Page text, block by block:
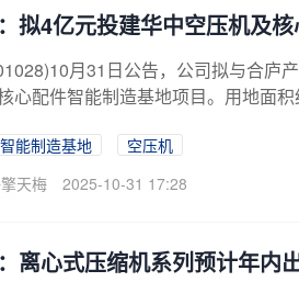
拟4亿元投建华中空压机及
月31日公告，公司拟与合庐
心配件智能制造基地项目。用地面
智能制造基地
空压机
天梅 2025-10-31 17:28
离心式压缩机系列预计年内